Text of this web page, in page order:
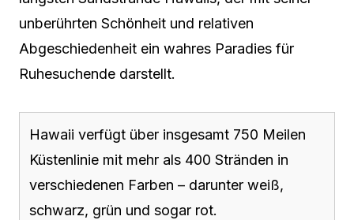
unberührten Schönheit und relativen
Abgeschiedenheit ein wahres Paradies für
Ruhesuchende darstellt.
Hawaii verfügt über insgesamt 750 Meilen
Küstenlinie mit mehr als 400 Stränden in
verschiedenen Farben – darunter weiß,
schwarz, grün und sogar rot.